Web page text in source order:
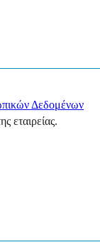
Δεδομένων
εταιρείας.